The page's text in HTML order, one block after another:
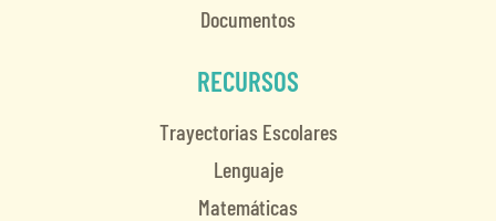
Documentos
RECURSOS
Trayectorias Escolares
Lenguaje
Matemáticas